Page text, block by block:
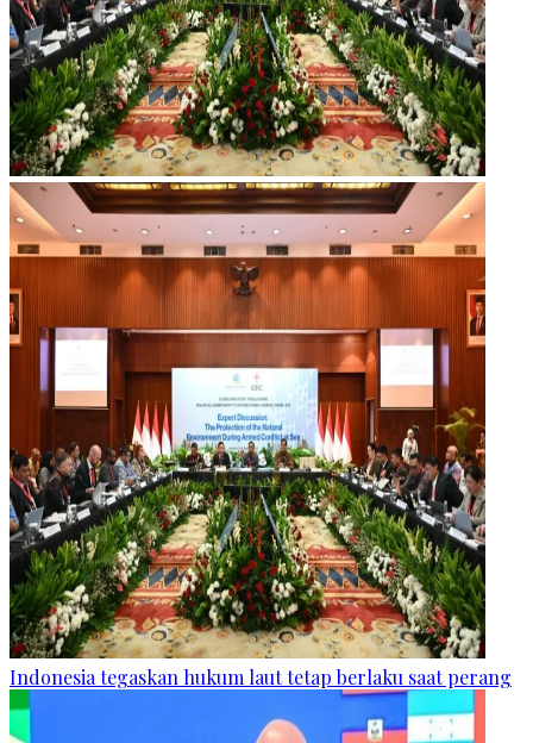
Indonesia tegaskan hukum laut tetap berlaku saat perang